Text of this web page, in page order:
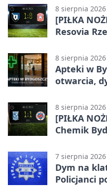
8 sierpnia 2026
[PIŁKA
Resovia
8 sierpnia 2026
Apteki w
otwarcia,
8 sierpnia 2026
[PIŁKA
Chemik
Wronek
7 sierpnia 2026
Dym na
Policjanci